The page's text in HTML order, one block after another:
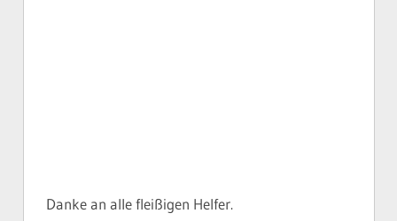
Danke an alle fleißigen Helfer.